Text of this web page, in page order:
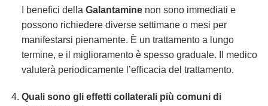
I benefici della Galantaminenon sono immediati e
possono richiedere diverse settimane o mesi per
manifestarsi pienamente. È un trattamento a lungo
termine, e il miglioramento è spesso graduale. Il medico
valuterà periodicamente l’efficacia del trattamento.
Quali sono gli effetti collaterali più comuni di